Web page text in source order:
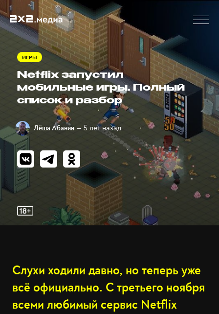
ИГРЫ
Netflix запустил
мобильные игры. Полный
список и разбор
Лёша Абанин — 5 лет назад
Слухи ходили давно, но теперь уже
всё официально. С третьего ноября
всеми любимый сервис Netflix